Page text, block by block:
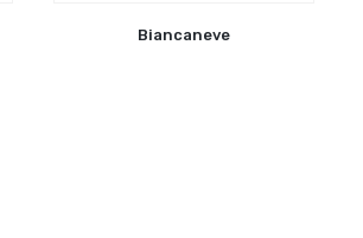
Biancaneve